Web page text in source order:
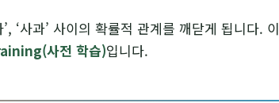
‘사과’ 사이의 확률적 관계를 깨닫게 됩니다. 이
사전 학습)입니다.